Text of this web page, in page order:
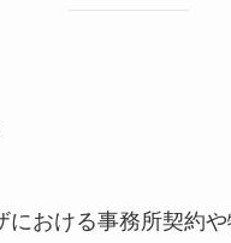
における事務所契約